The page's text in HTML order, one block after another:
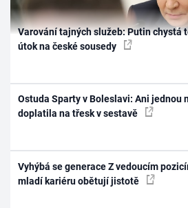
Varování tajných služeb: Putin chystá
útok na české sousedy
Ostuda Sparty v Boleslavi: Ani jednou
doplatila na třesk v sestavě
Vyhýbá se generace Z vedoucím
mladí kariéru obětují jistotě